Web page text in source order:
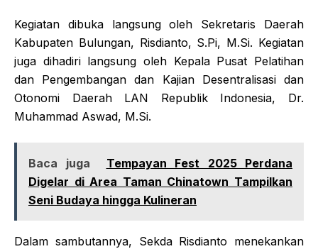
Kegiatan dibuka langsung oleh Sekretaris Daerah
Kabupaten Bulungan, Risdianto, S.Pi, M.Si. Kegiatan
juga dihadiri langsung oleh Kepala Pusat Pelatihan
dan Pengembangan dan Kajian Desentralisasi dan
Otonomi Daerah LAN Republik Indonesia, Dr.
Muhammad Aswad, M.Si.
Baca juga
Tempayan Fest 2025 Perdana
Digelar di Area Taman Chinatown Tampilkan
Seni Budaya hingga Kulineran
Dalam sambutannya, Sekda Risdianto menekankan